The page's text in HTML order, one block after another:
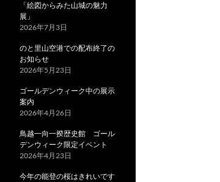
「絵図からみた山城の魅力
展」
2026年7月3日
のと里山空港での配布終了の
お知らせ
2026年5月23日
ゴールデンウィーク中の展示
案内
2026年4月26日
鳥越一向一揆歴史館 ゴール
デンウィーク限定イベント
2026年4月23日
今年の能登の桜はきれいです